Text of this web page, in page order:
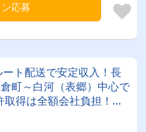
応募
ト配送で安定収入！長
町～白河（表郷）中心で
得は全額会社負担！未
立ち目安